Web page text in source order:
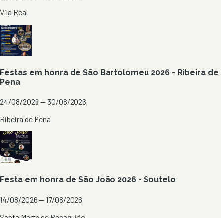
Vila Real
Festas em honra de São Bartolomeu 2026 - Ribeira de
Pena
24/08/2026 — 30/08/2026
Ribeira de Pena
Festa em honra de São João 2026 - Soutelo
14/08/2026 — 17/08/2026